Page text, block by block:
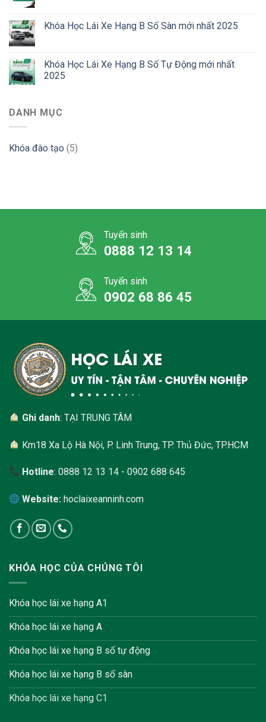
Khóa Học Lái Xe Hạng B Số Sàn mới nhất 2025
Khóa Học Lái Xe Hạng B Số Tự Động mới nhất
2025
DANH MỤC
Khóa đào tạo (5)
Tuyển sinh
0888 12 13 14
Tuyển sinh
0902 68 86 45
Ghi danh: TẠI TRUNG TÂM
Km18 Xa Lộ Hà Nội, P. Linh Trung, TP. Thủ Đức, TP.HCM
Hotline: 0888 12 13 14 - 0902 688 645
Website:hoclaixeanninh.com
KHÓA HỌC CỦA CHÚNG TÔI
Khóa học lái xe hạng A1
Khóa học lái xe hạng A
Khóa học lái xe hạng B số tự động
Khóa học lái xe hạng B số sàn
Khóa học lái xe hạng C1